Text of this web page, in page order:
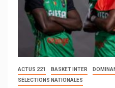
ACTUS 221 BASKET INTER
SÉLECTIONS NATIONALES